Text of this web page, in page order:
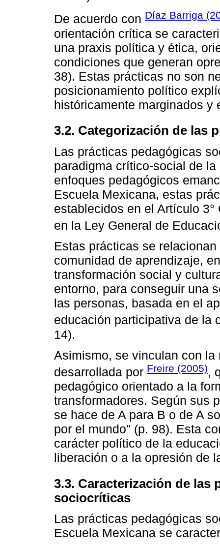
De acuerdo con Díaz Barriga
orientación crítica se
una praxis política y ética,
condiciones que generan
38). Estas prácticas no son
posicionamiento político
históricamente marginados
3.2. Categorización de las
Las prácticas pedagógicas
paradigma crítico-social de
enfoques pedagógicos
Escuela Mexicana, estas
establecidos en el Artículo
en la Ley General de
Estas prácticas se
comunidad de aprendizaje,
transformación social y
entorno, para conseguir una
las personas, basada en el
educación participativa de la
14).
Asimismo, se vinculan con
desarrollada por Freire (2005),
pedagógico orientado a la
transformadores. Según sus
se hace de A para B o de A
por el mundo" (p. 98). Esta
carácter político de la
liberación o a la opresión de
3.3. Caracterización de las
sociocríticas
Las prácticas pedagógicas
Escuela Mexicana se